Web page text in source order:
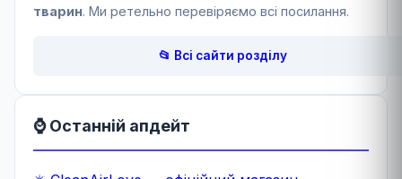
тварин. Ми ретельно перевіряємо всі посилання.
📂 Всі сайти розділу
⌚ Останній апдейт